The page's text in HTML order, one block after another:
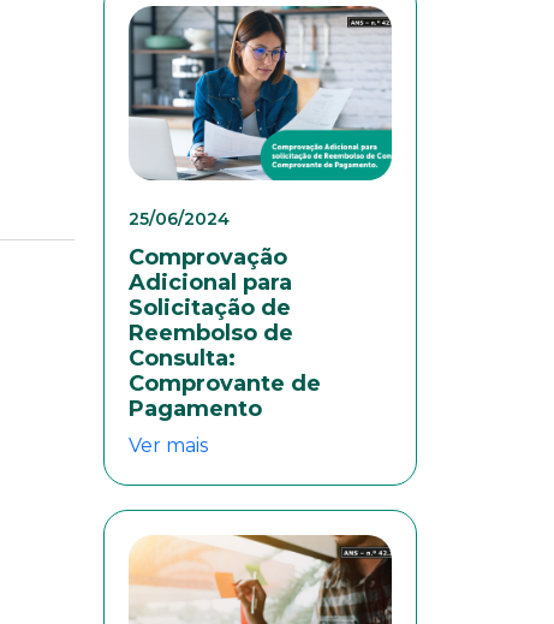
25/06/2024
Comprovação
Adicional para
Solicitação de
Reembolso de
Consulta:
Comprovante de
Pagamento
Ver mais